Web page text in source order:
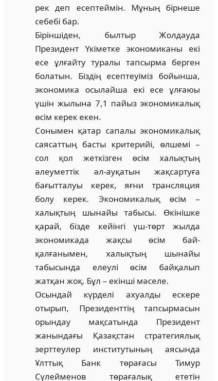
рек деп есептеймін. Мұның бірнеше
себебі бар.
Біріншіден, былтыр Жолдауда
Президент Үкіметке эко­но­миканы екі
есе ұлғайту туралы тапсырма берген
болатын. Біздің есеп­теуіміз бойынша,
экономика осылайша екі есе ұлғаюы
үшін жы­лына 7,1 пайыз экономикалық
өсім керек екен.
Сонымен қатар сапалы экономикалық
саясаттың басты кри­те­рийі, өлшемі –
сол қол жеткізген өсім халықтың
әлеуметтік әл-ауқатын жақсартуға
бағытталуы керек, яғни трансляция
болу ке­рек. Экономикалық өсім –
халықтың шынайы табысы. Өкі­ніш­ке
қарай, бізде кейінгі үш-төрт жылда
экономикада жақсы өсім бай­
қалғанымен, халықтың шынайы
табысында елеулі өсім бай­қа­лып
жатқан жоқ. Бұл – екінші мәселе.
Осындай күрделі ахуалды ескере
отырып, Президенттің тап­сырмасын
орындау мақсатында Президент
жанындағы Қазақ­стан стратегиялық
зерттеулер институтының аясында
Ұлттық Банк төрағасы Тимур
Сүлейменов төрағалық ететін